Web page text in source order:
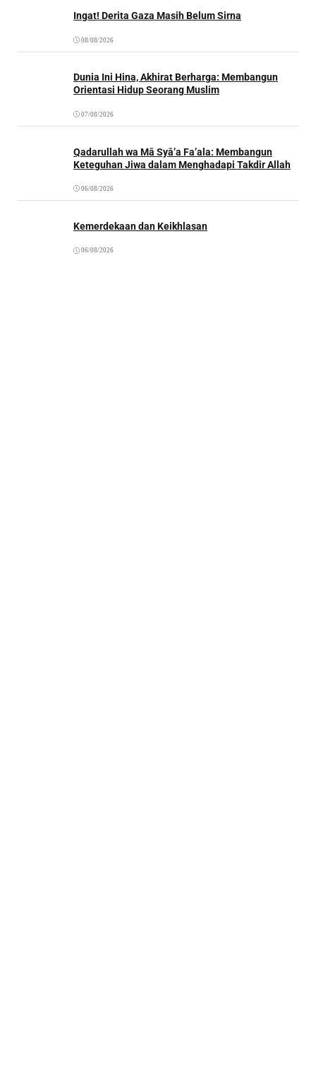
Ingat! Derita Gaza Masih Belum Sirna
08/08/2026
Dunia Ini Hina, Akhirat Berharga: Membangun
Orientasi Hidup Seorang Muslim
07/08/2026
Qadarullah wa Mā Syā’a Fa’ala: Membangun
Keteguhan Jiwa dalam Menghadapi Takdir Allah
06/08/2026
Kemerdekaan dan Keikhlasan
06/08/2026